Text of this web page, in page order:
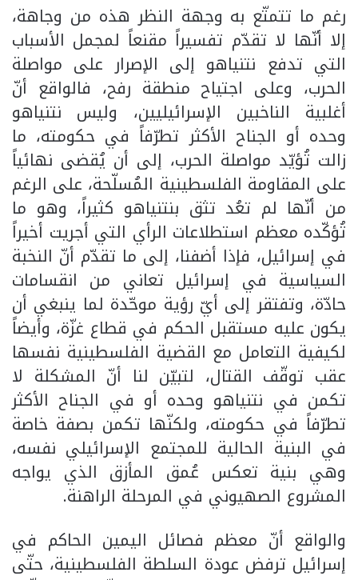
رغم ما تتمتّع به وجهة النظر هذه من وجاهة،
إلا أنّها لا تقدّم تفسيراً مقنعاً لمجمل الأسباب
التي تدفع نتنياهو إلى الإصرار على مواصلة
الحرب، وعلى اجتياح منطقة رفح، فالواقع أنّ
أغلبية الناخبين الإسرائيليين، وليس نتنياهو
وحده أو الجناح الأكثر تطرّفاً في حكومته، ما
زالت تُؤيّد مواصلة الحرب، إلى أن يُقضى نهائياً
على المقاومة الفلسطينية المُسلّحة، على الرغم
من أنّها لم تعُد تثق بنتنياهو كثيراً، وهو ما
تُؤكّده معظم استطلاعات الرأي التي أجريت أخيراً
في إسرائيل، فإذا أضفنا، إلى ما تقدّم أنّ النخبة
السياسية في إسرائيل تعاني من انقسامات
حادّة، وتفتقر إلى أيّ رؤية موحّدة لما ينبغي أن
يكون عليه مستقبل الحكم في قطاع غزّة، وأيضاً
لكيفية التعامل مع القضية الفلسطينية نفسها
عقب توقّف القتال، لتبيّن لنا أنّ المشكلة لا
تكمن في نتنياهو وحده أو في الجناح الأكثر
تطرّفاً في حكومته، ولكنّها تكمن بصفة خاصة
في البنية الحالية للمجتمع الإسرائيلي نفسه،
وهي بنية تعكس عُمق المأزق الذي يواجه
المشروع الصهيوني في المرحلة الراهنة.
والواقع أنّ معظم فصائل اليمين الحاكم في
إسرائيل ترفض عودة السلطة الفلسطينية، حتّى